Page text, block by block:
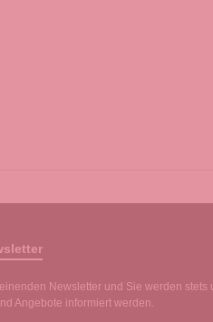
Newsletter und Sie werden stets
Angebote informiert werden.